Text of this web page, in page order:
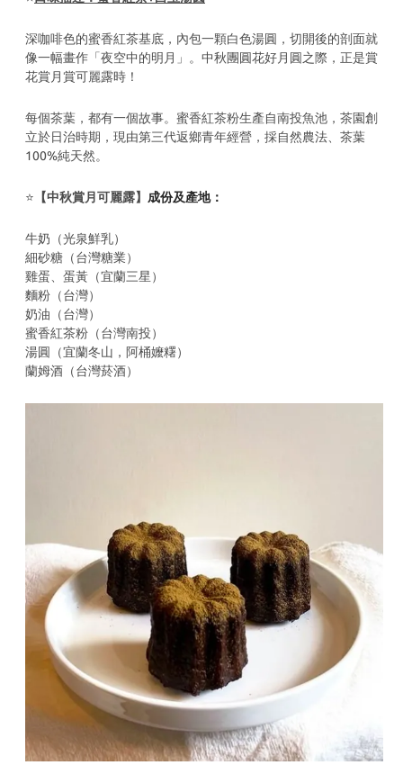
深咖啡色的蜜香紅茶基底，內包一顆白色湯圓，切開後的剖面就
像一幅畫作「夜空中的明月」。中秋團圓花好月圓之際，正是賞
花賞月賞可麗露時！
每個茶葉，都有一個故事。蜜香紅茶粉生產自南投魚池，茶園創
立於日治時期，現由第三代返鄉青年經營，採自然農法、茶葉
100%純天然。
⭐️ 【中秋賞月可麗露】 成份及產地：
牛奶（光泉鮮乳）
細砂糖（台灣糖業）
雞蛋、蛋黃（宜蘭三星）
麵粉（台灣）
奶油（台灣）
蜜香紅茶粉（台灣南投）
湯圓（宜蘭冬山，阿桶嬤糬）
蘭姆酒（台灣菸酒）